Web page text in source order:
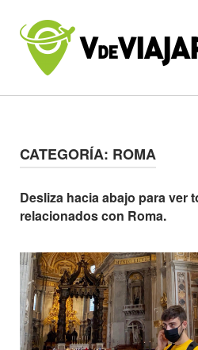
content
Home
CATEGORÍA: ROMA
Desliza hacia abajo para ver
relacionados con Roma.
Open post